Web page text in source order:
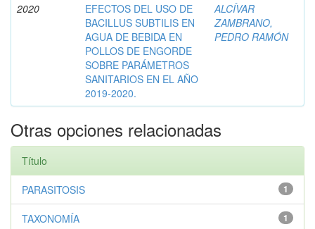
2020
EFECTOS DEL USO DE
BACILLUS SUBTILIS EN
AGUA DE BEBIDA EN
POLLOS DE ENGORDE
SOBRE PARÁMETROS
SANITARIOS EN EL AÑO
2019-2020.
ALCÍVAR
ZAMBRANO,
PEDRO RAMÓN
Otras opciones relacionadas
Título
1
PARASITOSIS
1
TAXONOMÍA